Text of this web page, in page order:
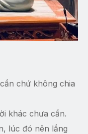
chứ không chia
khác chưa cần.
lúc đó nên lắng